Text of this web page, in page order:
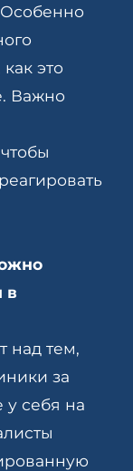
это
Важно
в
над тем,
за
себя на